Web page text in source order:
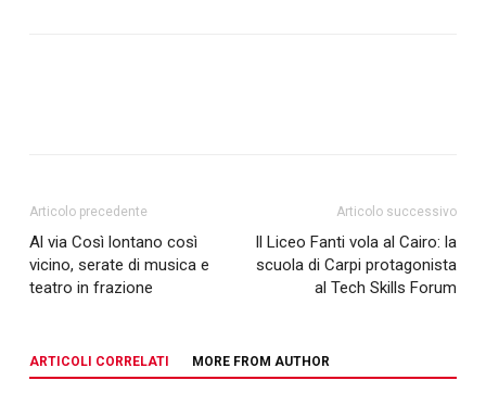
Articolo precedente
Al via Così lontano così
vicino, serate di musica e
teatro in frazione
Articolo successivo
Il Liceo Fanti vola al Cairo: la
scuola di Carpi protagonista
al Tech Skills Forum
ARTICOLI CORRELATI MORE FROM AUTHOR